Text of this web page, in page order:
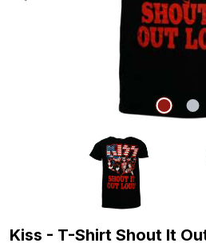
Kiss - T-Shirt Shout It